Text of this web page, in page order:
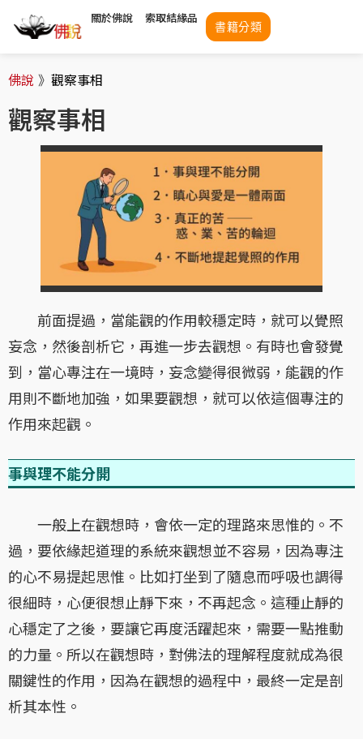
關於佛說 索取結緣品
書籍分類
佛說 》 觀察事相
觀察事相
前面提過，當能觀的作用較穩定時，就可以覺照
妄念，然後剖析它，再進一步去觀想。有時也會發覺
到，當心專注在一境時，妄念變得很微弱，能觀的作
用則不斷地加強，如果要觀想，就可以依這個專注的
作用來起觀。
事與理不能分開
一般上在觀想時，會依一定的理路來思惟的。不
過，要依緣起道理的系統來觀想並不容易，因為專注
的心不易提起思惟。比如打坐到了隨息而呼吸也調得
很細時，心便很想止靜下來，不再起念。這種止靜的
心穩定了之後，要讓它再度活躍起來，需要一點推動
的力量。所以在觀想時，對佛法的理解程度就成為很
關鍵性的作用，因為在觀想的過程中，最終一定是剖
析其本性。